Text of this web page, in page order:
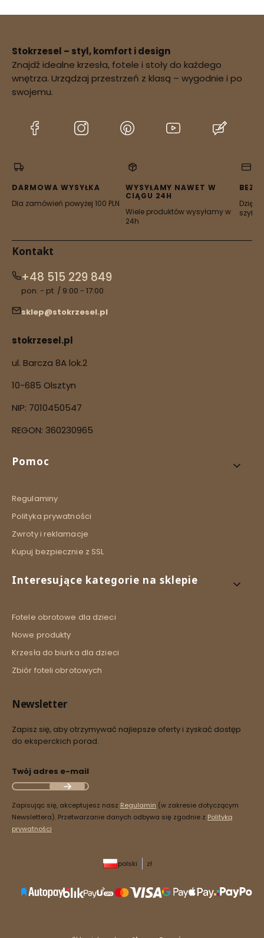
Stokrzesel – styl, komfort i design
Znajdź idealne krzesła, fotele i stoły do każdego
wnętrza. Urządzaj przestrzeń z klasą – wygodnie i po
swojemu.
(Otwiera
karcie)
(Otwiera
karcie)
(Otwiera
nowej
karcie)
(Otwiera
karcie)
nowej
karcie)
DARMOWA WYSYŁKA
Dla zamówień powyżej 100 PLN
WYSYŁAMY NAWET W
CIĄGU 24H
Wiele produktów wysyłamy w
24h
Dzięki
Kontakt
+48 515 229 849
pon. - pt. / 9:00 - 17:00
sklep@stokrzesel.pl
stokrzesel.pl
ul. Barcza 8A lok.2
10-685 Olsztyn
NIP: 7010450547
REGON: 360230965
Linki w stopce
Pomoc
Regulaminy
Polityka prywatności
Zwroty i reklamacje
Kupuj bezpiecznie z SSL
Interesujące kategorie na sklepie
Fotele obrotowe dla dzieci
Nowe produkty
Krzesła do biurka dla dzieci
Zbiór foteli obrotowych
Newsletter
Zapisz się, aby otrzymywać najlepsze oferty i zyskać dostęp
do eksperckich porad.
Twój adres e-mail
Zapisując się, akceptujesz nasz Regulamin (w zakresie dotyczącym
Newslettera). Przetwarzanie danych odbywa się zgodnie z Polityką
prywatności.
polski zł